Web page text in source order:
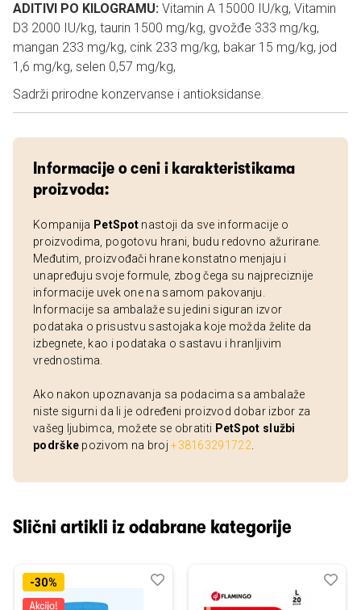
ADITIVI PO KILOGRAMU: Vitamin A 15000 IU/kg, Vitamin
D3 2000 IU/kg, taurin 1500 mg/kg, gvožđe 333 mg/kg,
mangan 233 mg/kg, cink 233 mg/kg, bakar 15 mg/kg, jod
1,6 mg/kg, selen 0,57 mg/kg,
Sadrži prirodne konzervanse i antioksidanse.
Informacije o ceni i karakteristikama
proizvoda:
Kompanija PetSpot nastoji da sve informacije o
proizvodima, pogotovu hrani, budu redovno ažurirane.
Međutim, proizvođači hrane konstatno menjaju i
unapređuju svoje formule, zbog čega su najpreciznije
informacije uvek one na samom pakovanju.
Informacije sa ambalaže su jedini siguran izvor
podataka o prisustvu sastojaka koje možda želite da
izbegnete, kao i podataka o sastavu i hranljivim
vrednostima.
Ako nakon upoznavanja sa podacima sa ambalaže
niste sigurni da li je određeni proizvod dobar izbor za
vašeg ljubimca, možete se obratiti PetSpot službi
podrške pozivom na broj+38163291722
Slični artikli iz odabrane kategorije
-30%
Dodaj
Uporedi